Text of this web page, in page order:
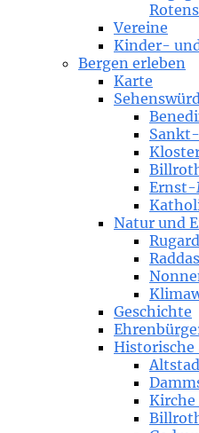
Vereine
Kinder-
Bergen erleben
Karte
Natur und
Rugard
Raddas
Geschichte
Historische